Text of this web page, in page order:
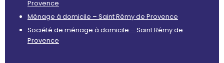
Provence
Ménage à domicile – Saint Rémy de Provence
Société de ménage à domicile – Saint Rémy de
Provence